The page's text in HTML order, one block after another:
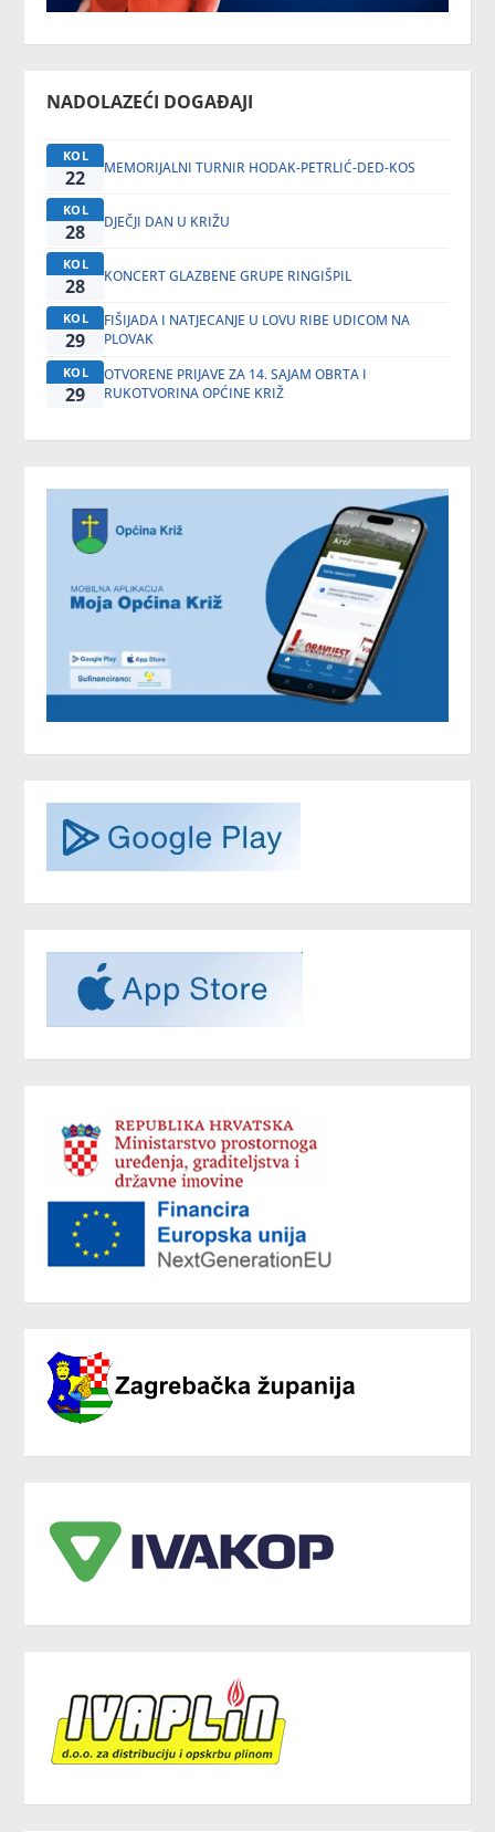
NADOLAZEĆI DOGAĐAJI
KOL
22 MEMORIJALNI TURNIR HODAK-PETRLIĆ-DED-KOS
KOL
28 DJEČJI DAN U KRIŽU
KOL
28 KONCERT GLAZBENE GRUPE RINGIŠPIL
KOL
29
FIŠIJADA I NATJECANJE U LOVU RIBE UDICOM NA
PLOVAK
KOL
29
OTVORENE PRIJAVE ZA 14. SAJAM OBRTA I
RUKOTVORINA OPĆINE KRIŽ